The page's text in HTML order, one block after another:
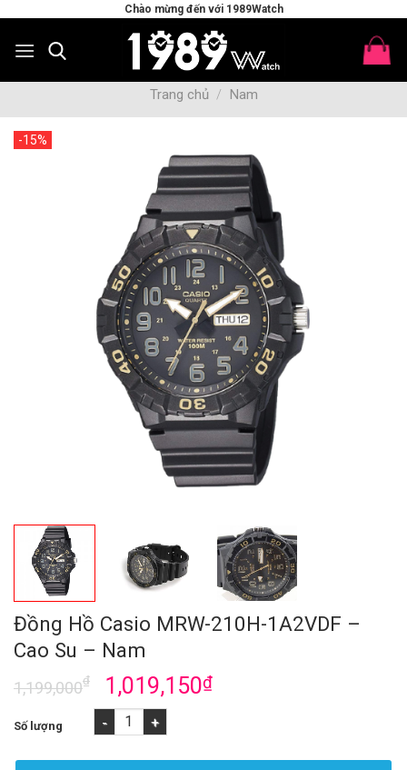
content
Chào mừng đến với 1989Watch
Trang chủ / Nam
-15%
Đồng Hồ Casio MRW-210H-1A2VDF –
Cao Su – Nam
1,199,000₫ 1,019,150₫
Đồng Hồ Casio MRW-210H-1A2VDF - Cao Su - Nam số lượng